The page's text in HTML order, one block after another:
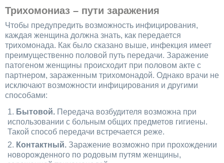
Трихомониаз – пути заражения
Чтобы предупредить возможность инфицирования,
каждая женщина должна знать, как передается
трихомонада. Как было сказано выше, инфекция имеет
преимущественно половой путь передачи. Заражение
патогеном женщины происходит при половом акте с
партнером, зараженным трихомонадой. Однако врачи не
исключают возможности инфицирования и другими
способами:
Бытовой.Передача возбудителя возможна при
использовании с больным общих предметов гигиены.
Такой способ передачи встречается реже.
Контактный.Заражение возможно при прохождении
новорожденного по родовым путям женщины,